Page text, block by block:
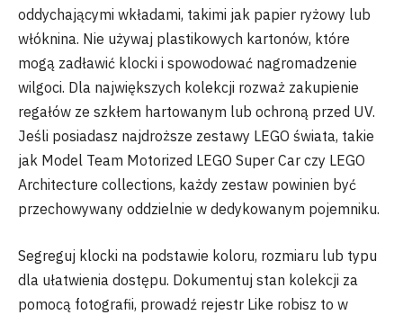
oddychającymi wkładami, takimi jak papier ryżowy lub
włóknina. Nie używaj plastikowych kartonów, które
mogą zadławić klocki i spowodować nagromadzenie
wilgoci. Dla największych kolekcji rozważ zakupienie
regałów ze szkłem hartowanym lub ochroną przed UV.
Jeśli posiadasz najdroższe zestawy LEGO świata, takie
jak Model Team Motorized LEGO Super Car czy LEGO
Architecture collections, każdy zestaw powinien być
przechowywany oddzielnie w dedykowanym pojemniku.
Segreguj klocki na podstawie koloru, rozmiaru lub typu
dla ułatwienia dostępu. Dokumentuj stan kolekcji za
pomocą fotografii, prowadź rejestr Like robisz to w